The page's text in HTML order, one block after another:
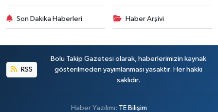
Son Dakika Haberleri Haber Arşivi
RSS
Bolu Takip Gazetesi olarak, haberlerimizin kaynak
gösterilmeden yayımlanması yasaktır. Her hakkı
saklıdır.
Haber Yazılımı: TE Bilişim